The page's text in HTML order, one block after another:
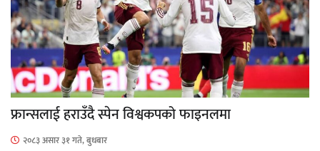
फ्रान्सलाई हराउँदै स्पेन विश्वकपको फाइनलमा
२०८३ असार ३१ गते, बुधबार